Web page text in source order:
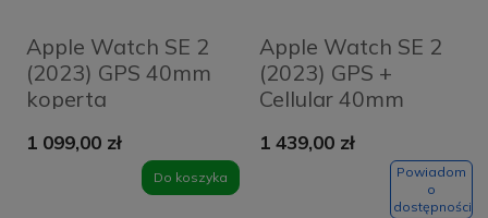
Apple Watch SE 2
(2023) GPS 40mm
koperta
pasek Storm Blue
Sport Band M/L
1 099,00 zł
Do koszyka
Apple Watch SE 2
(2023) GPS +
Cellular 40mm
aluminiowa
Starlight + pasek
Starlight Sport
1 439,00 zł
Powiadom
o
dostępności